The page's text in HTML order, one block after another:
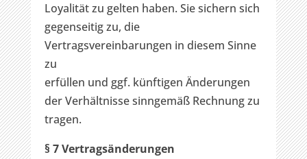
Loyalität zu gelten haben. Sie sichern sich
gegenseitig zu, die
Vertragsvereinbarungen in diesem Sinne
zu
erfüllen und ggf. künftigen Änderungen
der Verhältnisse sinngemäß Rechnung zu
tragen.
§ 7 Vertragsänderungen